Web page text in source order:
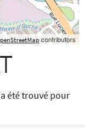
contributors
été trouvé pour